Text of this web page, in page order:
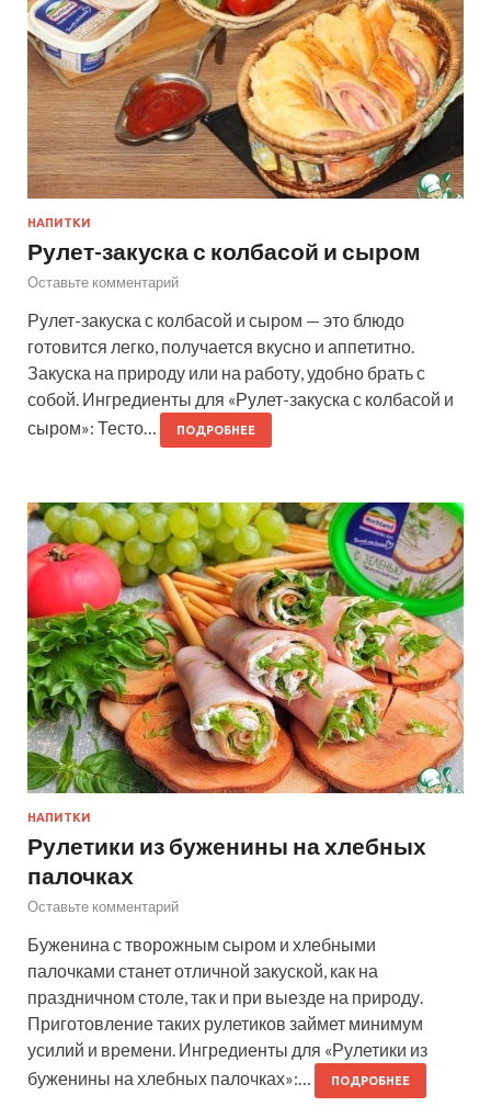
НАПИТКИ
Рулет-закуска с колбасой и сыром
Оставьте комментарий
Рулет-закуска с колбасой и сыром — это блюдо
готовится легко, получается вкусно и аппетитно.
Закуска на природу или на работу, удобно брать с
собой. Ингредиенты для «Рулет-закуска с колбасой и
сыром»: Тесто…
ПОДРОБНЕЕ
НАПИТКИ
Рулетики из буженины на хлебных
палочках
Оставьте комментарий
Буженина с творожным сыром и хлебными
палочками станет отличной закуской, как на
праздничном столе, так и при выезде на природу.
Приготовление таких рулетиков займет минимум
усилий и времени. Ингредиенты для «Рулетики из
буженины на хлебных палочках»:…
ПОДРОБНЕЕ